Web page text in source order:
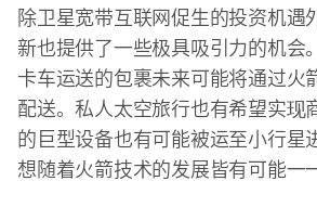
除卫星宽带互联网促生的投资机遇
新也提供了一些极具吸引力的机会
卡车运送的包裹未来可能将通过火
配送。私人太空旅行也有希望实现
的巨型设备也有可能被运至小行星
想随着火箭技术的发展皆有可能一